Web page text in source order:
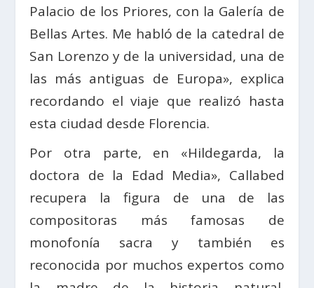
Palacio de los Priores, con la Galería de
Bellas Artes. Me habló de la catedral de
San Lorenzo y de la universidad, una de
las más antiguas de Europa», explica
recordando el viaje que realizó hasta
esta ciudad desde Florencia.
Por otra parte, en «Hildegarda, la
doctora de la Edad Media», Callabed
recupera la figura de una de las
compositoras más famosas de
monofonía sacra y también es
reconocida por muchos expertos como